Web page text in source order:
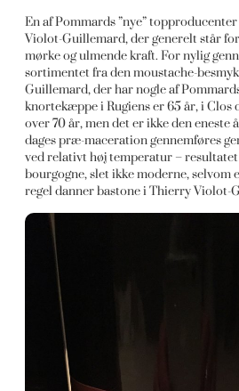
En af Pommards ”nye”
Violot-Guillemard, der generelt står
mørke og ulmende kraft. For nylig
sortimentet fra den moustache-
Guillemard, der har nogle af
knortekæppe i Rugiens er 65 år, i Clos
over 70 år, men det er ikke den eneste
dages præ-maceration gennemføres
ved relativt høj temperatur –
bourgogne, slet ikke moderne,
regel danner bastone i Thierry Violot-